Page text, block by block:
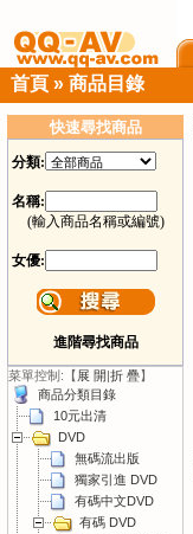
首頁 » 商品目錄
快速尋找商品
分類:
名稱:
(輸入商品名稱或編號)
女優:
進階尋找商品
菜單控制:【展 開|折 疊】
商品分類目錄
10元出清
DVD
無碼流出版
獨家引進 DVD
有碼中文DVD
有碼 DVD